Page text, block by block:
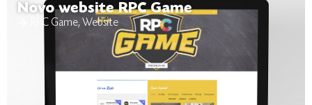
Novo website RPC Game
RPC Game,Website